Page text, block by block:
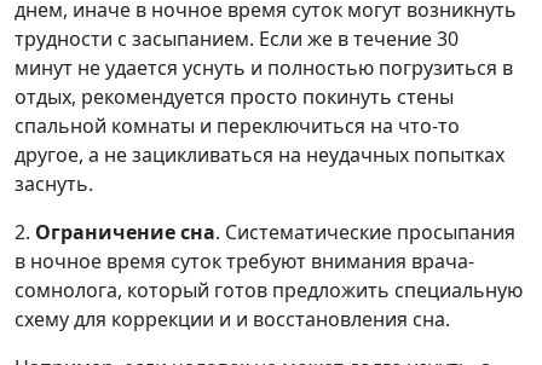
днем, иначе в ночное время суток могут возникнуть
трудности с засыпанием. Если же в течение 30
минут не удается уснуть и полностью погрузиться в
отдых, рекомендуется просто покинуть стены
спальной комнаты и переключиться на что-то
другое, а не зацикливаться на неудачных попытках
заснуть.
2. Ограничение сна. Систематические просыпания
в ночное время суток требуют внимания врача-
сомнолога, который готов предложить специальную
схему для коррекции и и восстановления сна.